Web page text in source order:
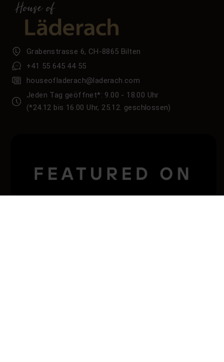
Grabenstrasse 6, CH-8865 Bilten
+41 55 645 44 55
houseofladerach@laderach.com
Jeden Tag geöffnet*: 9.00 - 18.00 Uhr
(*24.12 bis 16.00 Uhr, 25.12. geschlossen)